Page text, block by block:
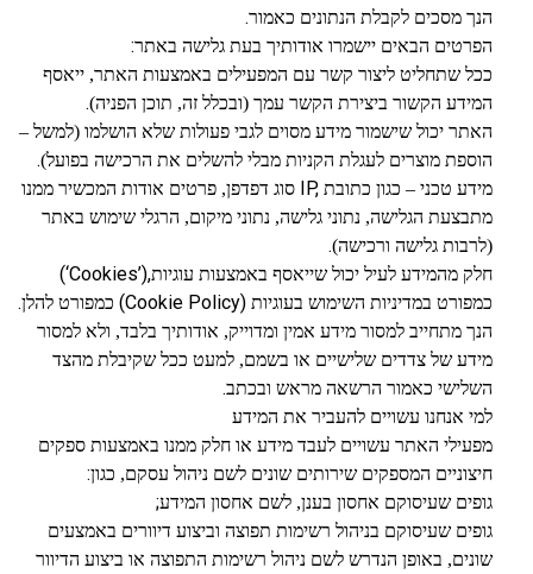
הנך מסכים לקבלת הנתונים כאמור.
הפרטים הבאים יישמרו אודותיך בעת גלישה באתר:
ככל שתחליט ליצור קשר עם המפעילים באמצעות האתר, ייאסף
המידע הקשור ביצירת הקשר עמך (ובכלל זה, תוכן הפניה).
האתר יכול שישמור מידע מסוים לגבי פעולות שלא הושלמו (למשל –
הוספת מוצרים לעגלת הקניות מבלי להשלים את הרכישה בפועל).
מידע טכני – כגון כתובת IP, סוג דפדפן, פרטים אודות המכשיר ממנו
מתבצעת הגלישה, נתוני גלישה, נתוני מיקום, הרגלי שימוש באתר
(לרבות גלישה ורכישה).
חלק מהמידע לעיל יכול שייאסף באמצעות עוגיות(‘Cookies’),
כמפורט במדיניות השימוש בעוגיות (Cookie Policy) כמפורט להלן.
הנך מתחייב למסור מידע אמין ומדוייק, אודותיך בלבד, ולא למסור
מידע של צדדים שלישיים או בשמם, למעט ככל שקיבלת מהצד
השלישי כאמור הרשאה מראש ובכתב.
למי אנחנו עשויים להעביר את המידע
מפעילי האתר עשויים לעבד מידע או חלק ממנו באמצעות ספקים
חיצוניים המספקים שירותים שונים לשם ניהול עסקם, כגון:
גופים שעיסוקם אחסון בענן, לשם אחסון המידע;
גופים שעיסוקם בניהול רשימות תפוצה וביצוע דיוורים באמצעים
שונים, באופן הנדרש לשם ניהול רשימות התפוצה או ביצוע הדיוור